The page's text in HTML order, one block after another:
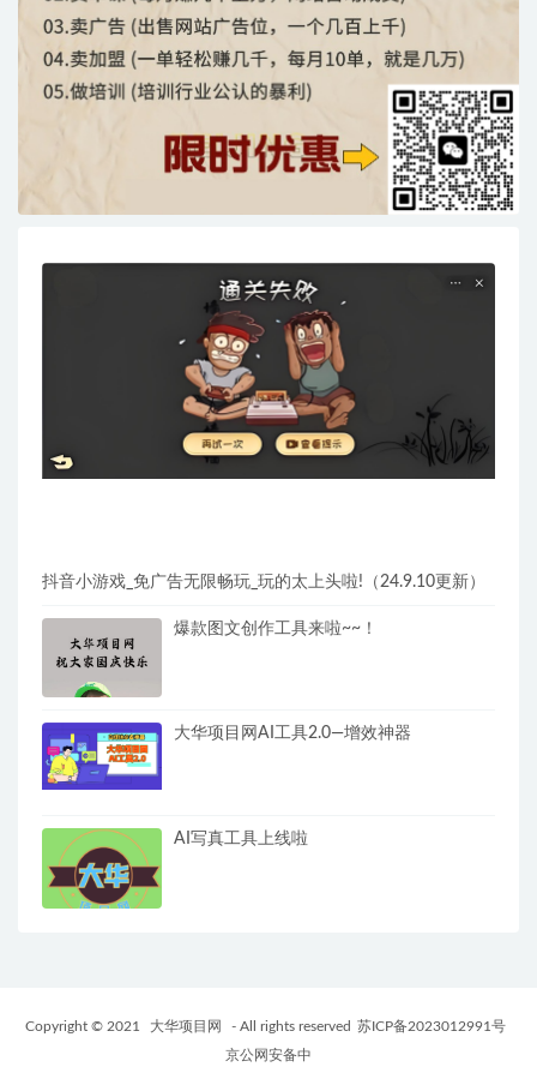
抖音小游戏_免广告无限畅玩_玩的太上头啦!（24.9.10更新）
爆款图文创作工具来啦~~！
大华项目网AI工具2.0—增效神器
AI写真工具上线啦
Copyright © 2021 大华项目网 - All rights reserved 苏ICP备2023012991号
京公网安备中